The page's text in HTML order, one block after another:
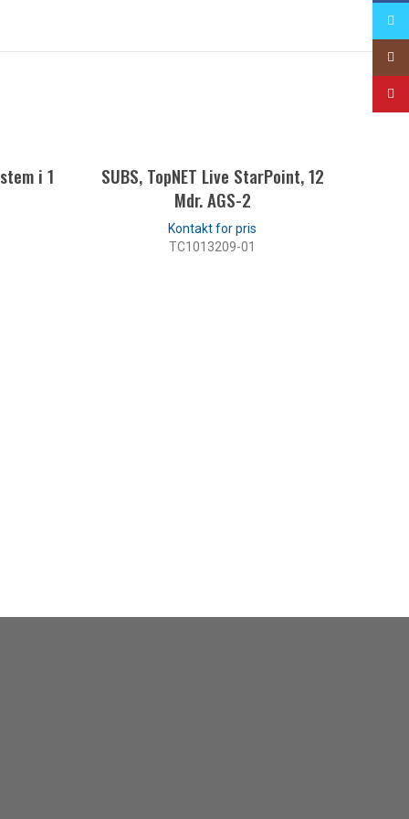
i 1
SUBS, TopNET Live StarPoint, 12
Mdr. AGS-2
TC1013209-01